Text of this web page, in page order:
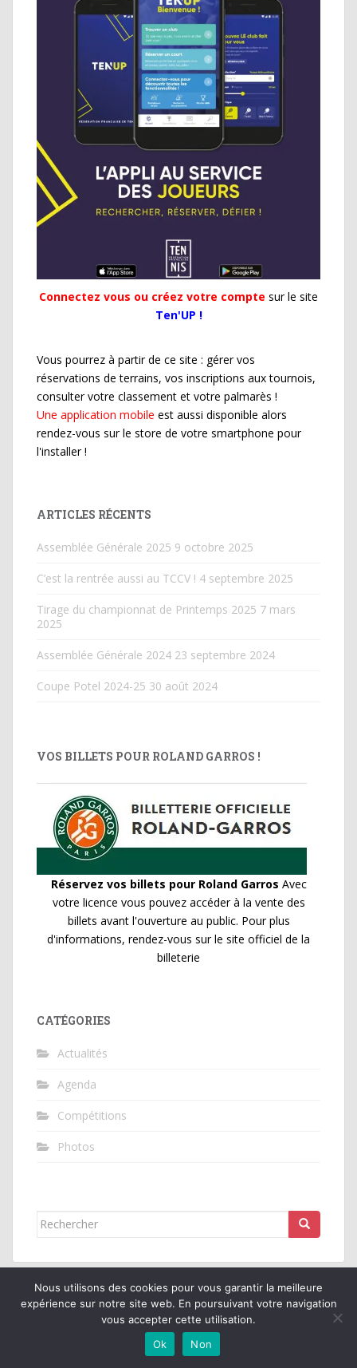
Connectez vous ou créez votre compte sur le site
Ten'UP !
Vous pourrez à partir de ce site : gérer vos
réservations de terrains, vos inscriptions aux tournois,
consulter votre classement et votre palmarès !
Une application mobile est aussi disponible alors
rendez-vous sur le store de votre smartphone pour
l'installer !
ARTICLES RÉCENTS
Assemblée Générale 2025 9 octobre 2025
C’est la rentrée aussi au TCCV ! 4 septembre 2025
Tirage du championnat de Printemps 2025 7 mars
2025
Assemblée Générale 2024 23 septembre 2024
Coupe Potel 2024-25 30 août 2024
VOS BILLETS POUR ROLAND GARROS !
Réservez vos billets pour Roland Garros Avec
votre licence vous pouvez accéder à la vente des
billets avant l'ouverture au public. Pour plus
d'informations, rendez-vous sur le site officiel de la
billeterie
CATÉGORIES
Actualités
Agenda
Compétitions
Photos
Rechercher...
Tennis Club Cormeilles en VexinAll rights reserved. Thème par
Propulsé par WordPress
Nous utilisons des cookies pour vous garantir la meilleure
expérience sur notre site web. En poursuivant votre navigation
vous accepter cette utilisation.
Ok
Non